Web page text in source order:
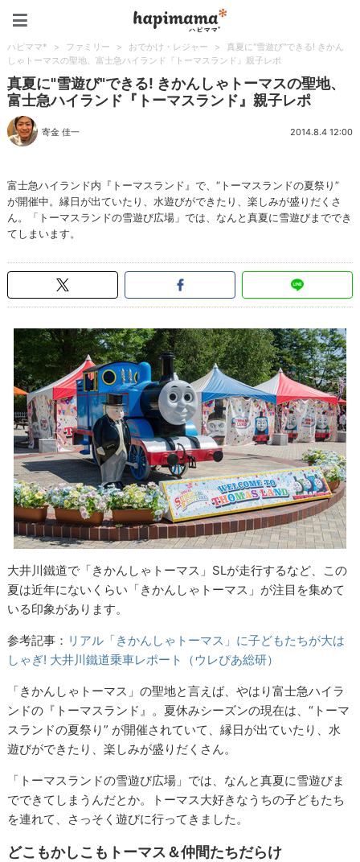
ハピママ* > ファミリー > おでかけ・レジャー >
真夏に"雪遊び"できる! きかん
しゃトーマスの聖地、富士急ハイランド『トーマスランド』親子レポ
真夏に"雪遊び"できる! きかんしゃトーマスの聖地、
富士急ハイランド『トーマスランド』親子レポ
寄金 佳一 2014.8.4 12:00
富士急ハイランド内『トーマスランド』で、“トーマスランドの夏祭り”
が開催中。縁日が出ていたり、水遊びができたり、楽しみが盛りだくさ
ん。「トーマスランドの雪遊び広場」では、なんと真夏に雪遊びまででき
てしまいます。
大井川鐵道で「きかんしゃトーマス」SLが走行するなど、この
夏は近年にないくらい「きかんしゃトーマス」が注目を集めて
いる印象があります。
参考記事： リアル「きかんしゃトーマス」に子どもたちが大は
しゃぎ! 大井川鐵道乗車レポート（ウレぴあ総研）
「きかんしゃトーマス」の聖地と言えば、やはり富士急ハイラ
ンドの『トーマスランド』。夏休みシーズンの現在は、“トーマ
スランドの夏祭り” が開催されていて、縁日が出ていたり、水
遊びができたり、楽しみが盛りだくさん。
「トーマスランドの雪遊び広場」では、なんと真夏に雪遊びま
でできてしまうんだとか。トーマス大好きなうちの子どもたち
を連れて、さっそく遊びに行ってきました。
どこもかしこもトーマス＆仲間たちだらけ